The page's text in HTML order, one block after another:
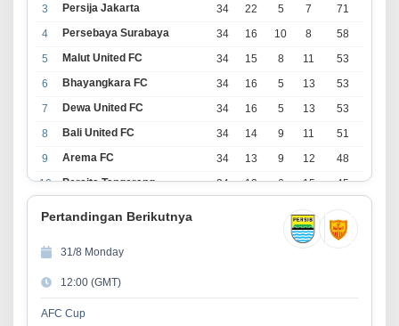
3
Persija Jakarta 34 22 5 7
71
4
Persebaya Surabaya 34 16 10 8
58
5
Malut United FC 34 15 8 11
53
6
Bhayangkara FC 34 16 5 13
53
7
Dewa United FC 34 16 5 13
53
8
Bali United FC 34 14 9 11
51
9
Arema FC 34 13 9 12
48
10
Persita Tangerang 34 13 6 15
45
17
39
13
Persijap Jepara
14
Madura United FC
15
PSM Makassar
Pertandingan Berikutnya
31/8 Monday
12:00 (GMT)
AFC Cup